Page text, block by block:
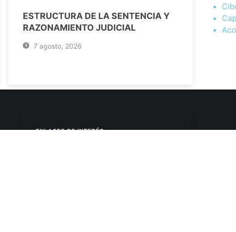
ESTRUCTURA DE LA SENTENCIA Y
RAZONAMIENTO JUDICIAL
7 agosto, 2026
ENLACES DE INTERÉS